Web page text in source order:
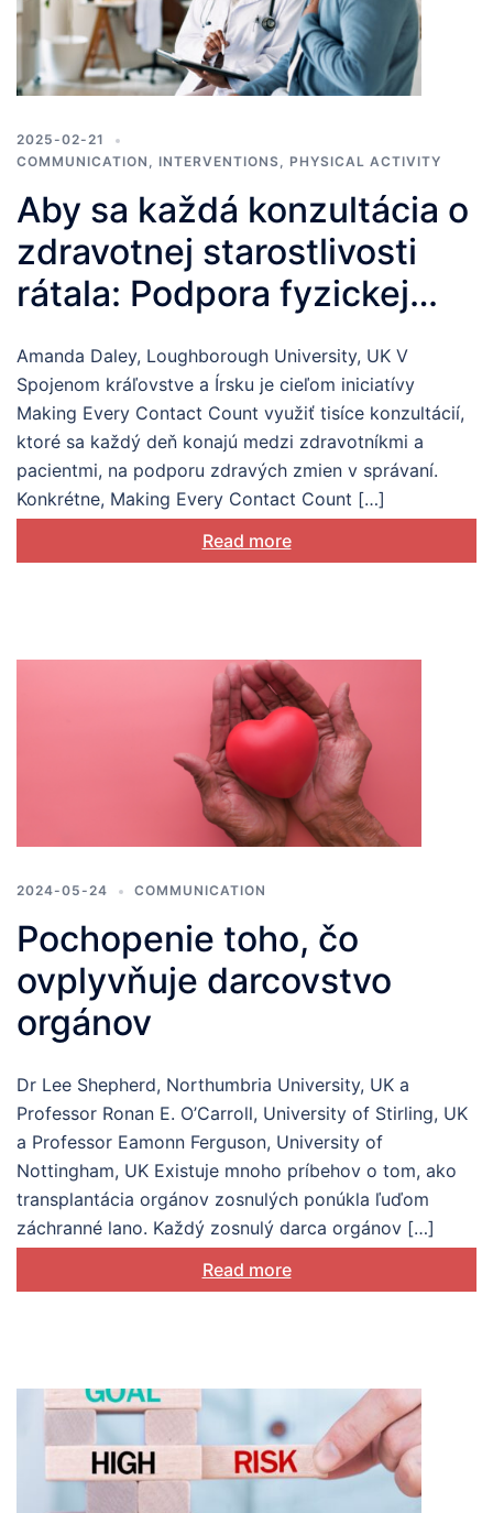
2025-02-21
COMMUNICATION , INTERVENTIONS, PHYSICAL ACTIVITY
Aby sa každá konzultácia o
zdravotnej starostlivosti
rátala: Podpora fyzickej
zdravotnej starostlivosti
Amanda Daley, Loughborough University, UK V
Spojenom kráľovstve a Írsku je cieľom iniciatívy
Making Every Contact Count využiť tisíce konzultácií,
ktoré sa každý deň konajú medzi zdravotníkmi a
pacientmi, na podporu zdravých zmien v správaní.
Konkrétne, Making Every Contact Count […]
Read more
2024-05-24 COMMUNICATION
Pochopenie toho, čo
ovplyvňuje darcovstvo
orgánov
Dr Lee Shepherd, Northumbria University, UK a
Professor Ronan E. O’Carroll, University of Stirling, UK
a Professor Eamonn Ferguson, University of
Nottingham, UK Existuje mnoho príbehov o tom, ako
transplantácia orgánov zosnulých ponúkla ľuďom
záchranné lano. Každý zosnulý darca orgánov […]
Read more